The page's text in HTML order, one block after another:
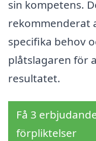
sin kompetens.
rekommenderat
specifika behov
plåtslagaren för
resultatet.
Få 3
förpliktelser